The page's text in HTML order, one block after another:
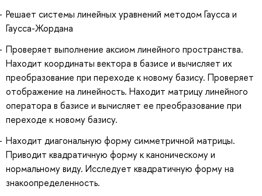
Решает системы линейных уравнений методом Гаусса и
Гаусса-Жордана
Проверяет выполнение аксиом линейного пространства.
Находит координаты вектора в базисе и вычисляет их
преобразование при переходе к новому базису. Проверяет
отображение на линейность. Находит матрицу линейного
оператора в базисе и вычисляет ее преобразование при
переходе к новому базису.
Находит диагональную форму симметричной матрицы.
Приводит квадратичную форму к каноническому и
нормальному виду. Исследует квадратичную форму на
знакоопределенность.